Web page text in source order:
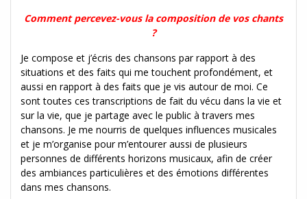
Comment percevez-vous la composition de vos chants
?
Je compose et j’écris des chansons par rapport à des
situations et des faits qui me touchent profondément, et
aussi en rapport à des faits que je vis autour de moi. Ce
sont toutes ces transcriptions de fait du vécu dans la vie et
sur la vie, que je partage avec le public à travers mes
chansons. Je me nourris de quelques influences musicales
et je m’organise pour m’entourer aussi de plusieurs
personnes de différents horizons musicaux, afin de créer
des ambiances particulières et des émotions différentes
dans mes chansons.